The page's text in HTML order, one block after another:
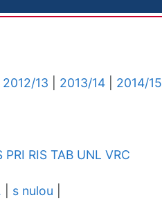
2012/13 2013/14 2014/15
PRI RIS TAB UNL VRC
s nulou